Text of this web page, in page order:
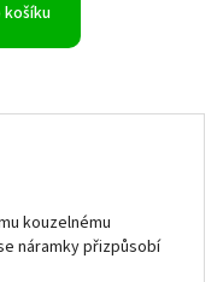
kouzelnému
náramky přizpůsobí